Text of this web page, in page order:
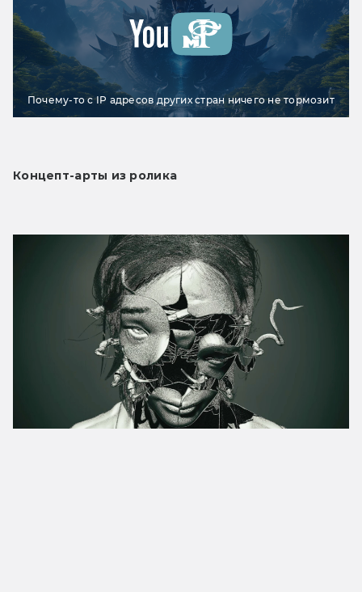
Почему-то с IP адресов других стран ничего не тормозит
Концепт-арты из ролика